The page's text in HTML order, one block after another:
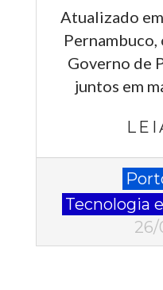
Atualizado
Governo de
juntos em
Tecnologia
26/